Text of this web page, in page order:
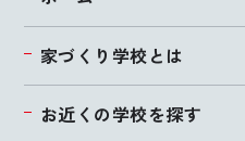
家づくり学校とは
お近くの学校を探す